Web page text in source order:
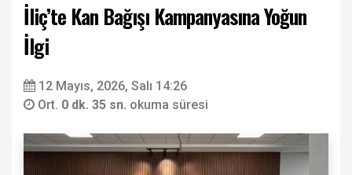
İliç’te Kan Bağışı Kampanyasına Yoğun
İlgi
12 Mayıs, 2026, Salı 14:26
Ort. 0 dk. 35 sn. okuma süresi